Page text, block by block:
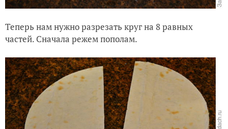
Теперь нам нужно разрезать круг на 8 равных